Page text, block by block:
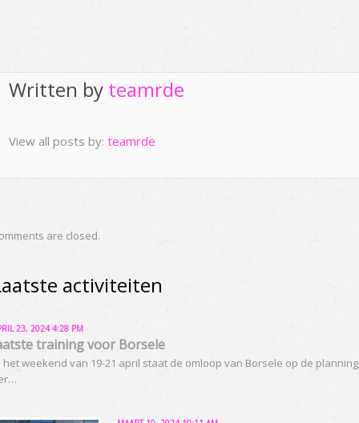
Written by teamrde
View all posts by: teamrde
are closed.
activiteiten
23, 2024 4:28 PM
training voor Borsele
het weekend van 19-21 april staat de omloop van Borsele op de